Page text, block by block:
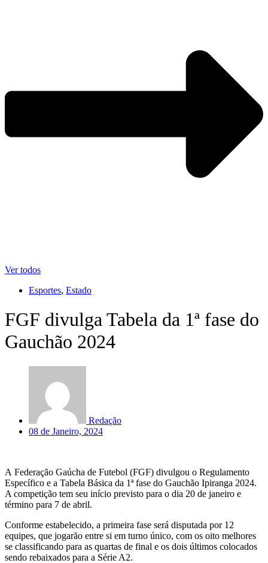
Ver todos
Esportes, Estado
FGF divulga Tabela da 1ª fase do
Gauchão 2024
Redação
08 de Janeiro, 2024
A Federação Gaúcha de Futebol (FGF) divulgou o Regulamento
Específico e a Tabela Básica da 1ª fase do Gauchão Ipiranga 2024.
A competição tem seu início previsto para o dia 20 de janeiro e
término para 7 de abril.
Conforme estabelecido, a primeira fase será disputada por 12
equipes, que jogarão entre si em turno único, com os oito melhores
se classificando para as quartas de final e os dois últimos colocados
sendo rebaixados para a Série A2.